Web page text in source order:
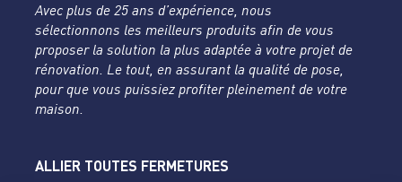
Avec plus de 25 ans d’expérience, nous
sélectionnons les meilleurs produits afin de vous
proposer la solution la plus adaptée à votre projet de
rénovation. Le tout, en assurant la qualité de pose,
pour que vous puissiez profiter pleinement de votre
maison.
ALLIER TOUTES FERMETURES